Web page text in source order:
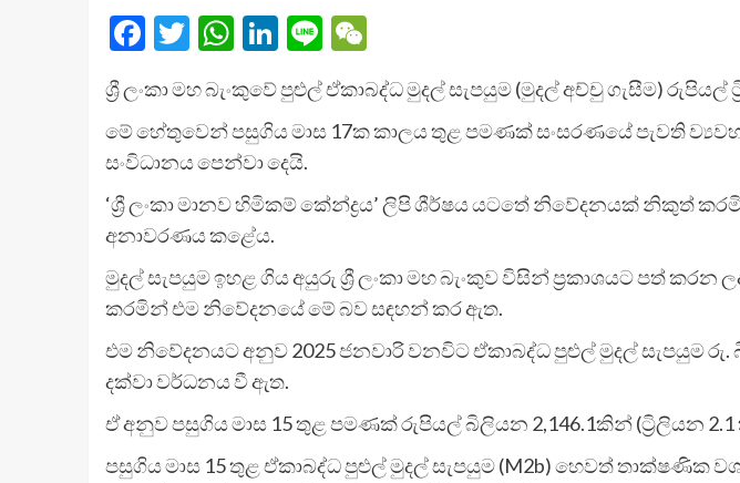
Facebook
Twitter
WhatsApp
LinkedIn
LineWeChat
ශ්‍රී ලංකා මහ බැංකුවේ පුළුල් ඒකාබද්ධ මුදල් සැපයුම (මුදල් අච්චු ගැසීම)
මේ හේතුවෙන් පසුගිය මාස 17ක කාලය තුළ පමණක් සංසරණයේ පැවති
සංවිධානය පෙන්වා දෙයි.
‘ශ්‍රී ලංකා මානව හිමිකම් කේන්ද්‍රය’ ලිපි ශීර්ෂය යටතේ නිවේදනයක් නිකුත්
අනාවරණය කළේය.
මුදල් සැපයුම ඉහළ ගිය අයුරු ශ්‍රී ලංකා මහ බැංකුව විසින් ප්‍රකාශයට පත් කරන
කරමින් එම නිවේදනයේ මේ බව සඳහන් කර ඇත.
එම නිවේදනයට අනුව 2025 ජනවාරි වනවිට ඒකාබද්ධ පුළුල් මුදල් සැපයුම රු.
දක්වා වර්ධනය වී ඇත.
ඒ අනුව පසුගිය මාස 15 තුළ පමණක් රුපියල් බිලියන 2,146.1කින් (ට්‍රිලියන
පසුගිය මාස 15 තුළ ඒකාබද්ධ පුළුල් මුදල් සැපයුම (M2b) හෙවත් තාක්ෂණික